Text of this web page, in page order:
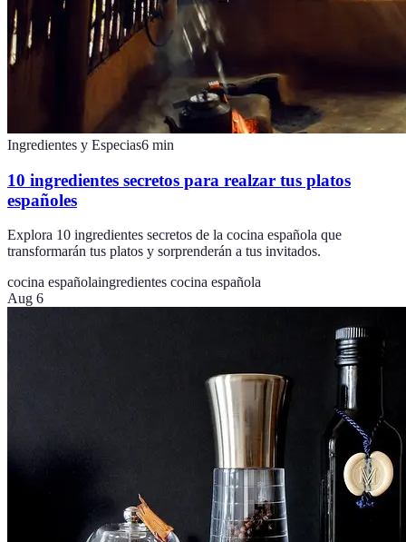
Ingredientes y Especias6 min
10 ingredientes secretos para realzar tus platos
españoles
Explora 10 ingredientes secretos de la cocina española que
transformarán tus platos y sorprenderán a tus invitados.
cocina españolaingredientes cocina española
Aug 6